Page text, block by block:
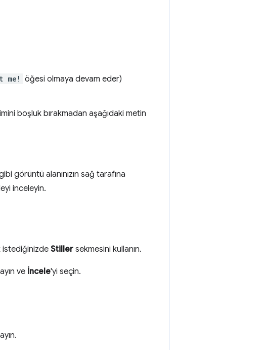
me! öğesi olmaya devam eder)
boşluk bırakmadan aşağıdaki metin
görüntü alanınızın sağ tarafına
inceleyin.
istediğinizde Stiller sekmesini kullanın.
ve İncele'yi seçin.